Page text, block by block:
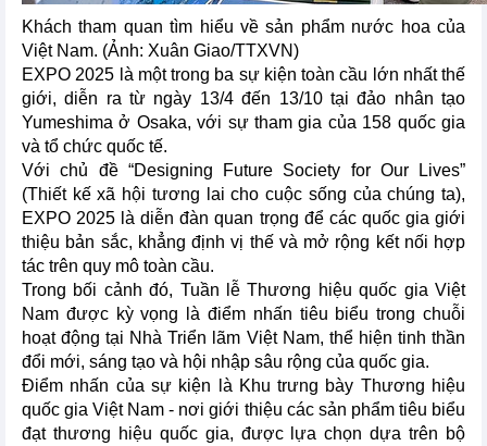
Khách tham quan tìm hiểu về sản phẩm nước hoa của
Việt Nam. (Ảnh: Xuân Giao/TTXVN)
EXPO 2025 là một trong ba sự kiện toàn cầu lớn nhất thế
giới, diễn ra từ ngày 13/4 đến 13/10 tại đảo nhân tạo
Yumeshima ở Osaka, với sự tham gia của 158 quốc gia
và tổ chức quốc tế.
Với chủ đề “Designing Future Society for Our Lives”
(Thiết kế xã hội tương lai cho cuộc sống của chúng ta),
EXPO 2025 là diễn đàn quan trọng để các quốc gia giới
thiệu bản sắc, khẳng định vị thế và mở rộng kết nối hợp
tác trên quy mô toàn cầu.
Trong bối cảnh đó, Tuần lễ Thương hiệu quốc gia Việt
Nam được kỳ vọng là điểm nhấn tiêu biểu trong chuỗi
hoạt động tại Nhà Triển lãm Việt Nam, thể hiện tinh thần
đổi mới, sáng tạo và hội nhập sâu rộng của quốc gia.
Điểm nhấn của sự kiện là Khu trưng bày Thương hiệu
quốc gia Việt Nam - nơi giới thiệu các sản phẩm tiêu biểu
đạt thương hiệu quốc gia, được lựa chọn dựa trên bộ